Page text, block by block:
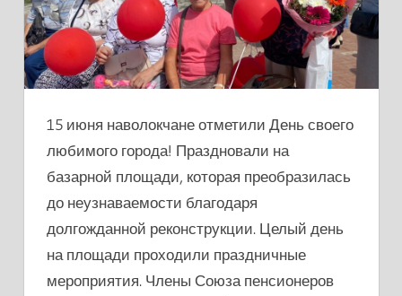
15 июня наволокчане отметили День своего
любимого города! Праздновали на
базарной площади, которая преобразилась
до неузнаваемости благодаря
долгожданной реконструкции. Целый день
на площади проходили праздничные
мероприятия. Члены Союза пенсионеров